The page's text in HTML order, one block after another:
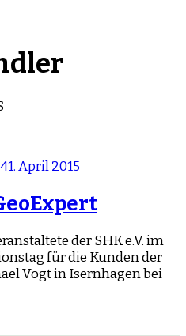
1. April 2015
der SHK e.V. im
für die Kunden der
Vogt in Isernhagen bei